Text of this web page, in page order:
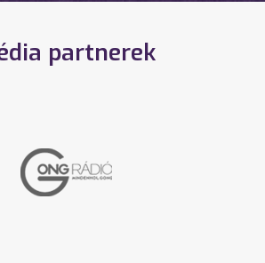
partnerek